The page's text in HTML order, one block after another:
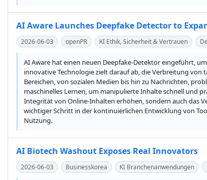
AI Aware Launches Deepfake Detector to
2026-06-03 openPR KI Ethik, Sicherheit & Vertrauen
AI Aware hat einen neuen Deepfake-Detektor eingeführt,
innovative Technologie zielt darauf ab, die Verbreitung von
Bereichen, von sozialen Medien bis hin zu Nachrichten,
maschinelles Lernen, um manipulierte Inhalte schnell und
Integrität von Online-Inhalten erhöhen, sondern auch das
wichtiger Schritt in der kontinuierlichen Entwicklung von
Nutzung.
AI Biotech Washout Exposes Real Innovators
2026-06-03 Businesskorea KI Branchenanwendungen